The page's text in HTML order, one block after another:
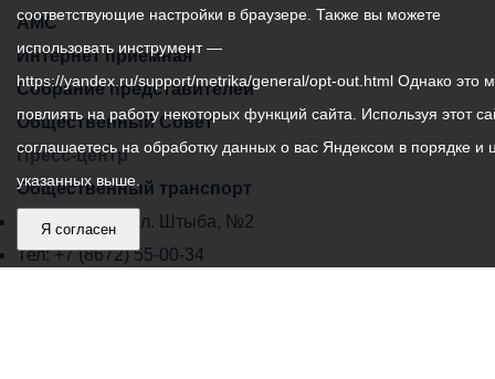
АМС
Интернет приемная
Собрание представителей
Общественный Совет
Пресс-центр
Общественный транспорт
Владикавказ, пл. Штыба, №2
Тел:+7 (8672) 55-00-34
соответствующие настройки в браузере. Также вы можете
использовать инструмент —
https://yandex.ru/support/metrika/general/opt-out.html Однако это
повлиять на работу некоторых функций сайта. Используя этот
соглашаетесь на обработку данных о вас Яндексом в порядке и
указанных выше.
Я согласен